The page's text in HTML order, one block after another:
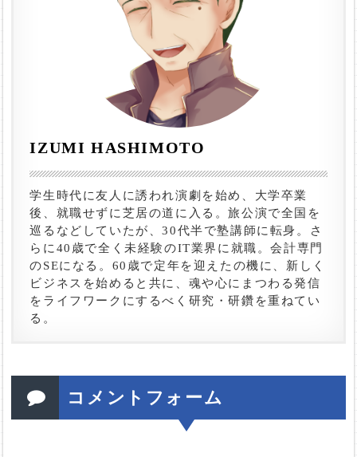
IZUMI HASHIMOTO
学生時代に友人に誘われ演劇を始め、大学卒業
後、就職せずに芝居の道に入る。旅公演で全国を
巡るなどしていたが、30代半で塾講師に転身。さ
らに40歳で全く未経験のIT業界に就職。会計専門
のSEになる。60歳で定年を迎えたの機に、新しく
ビジネスを始めると共に、魂や心にまつわる発信
をライフワークにするべく研究・研鑽を重ねてい
る。
コメントフォーム